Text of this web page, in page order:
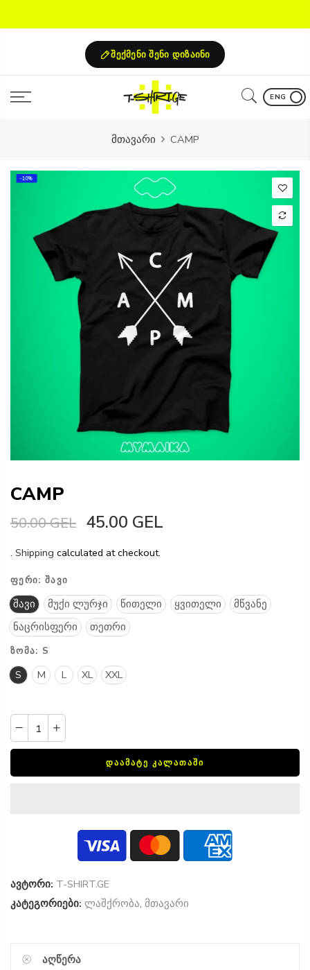
შექმენი შენი დიზაინი
ENG
მთავარი CAMP
-10%
CAMP
50.00 GEL 45.00 GEL
. Shipping calculated at checkout.
ᲤᲔᲠᲘ: ᲨᲐᲕᲘ
შავი მუქი ლურჯი წითელი ყვითელი
მწვანე
ნაცრისფერი
თეთრი
ᲖᲝᲛᲐ: S
S M L XL XXL
ᲓᲐᲐᲛᲐᲢᲔ ᲙᲐᲚᲐᲗᲐᲨᲘ
ავტორი: T-SHIRT.GE
კატეგორიები: ლაშქრობა, მთავარი
ᲐᲦᲬᲔᲠᲐ